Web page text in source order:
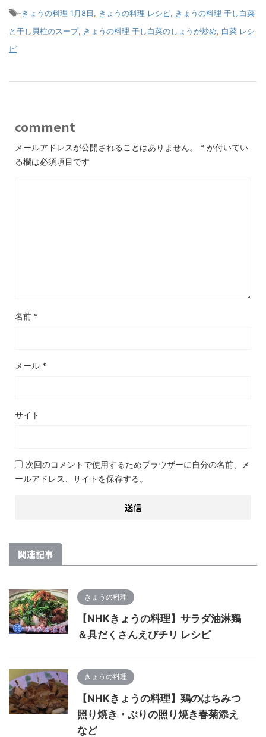
-きょうの料理 1月8日 きょうの料理 レシピ
きょうの料理 干し白菜
と干し貝柱のスープ, きょうの料理 干し白菜のしょうが炒め
白菜 レシ
ピ
comment
メールアドレスが公開されることはありません。 * が付いてい
る欄は必須項目です
名前 *
メール *
サイト
次回のコメントで使用するためブラウザーに自分の名前、メ
ールアドレス、サイトを保存する。
関連記事
きょうの料理
【NHKきょうの料理】サラダ油淋鶏
＆具だくさんえびチリ レシピ
きょうの料理
【NHKきょうの料理】鶏のはちみつ
照り焼き・ぶりの照り焼き春菊添え
など